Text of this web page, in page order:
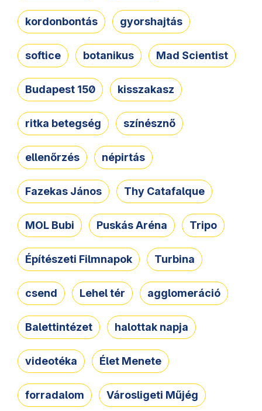
kordonbontás gyorshajtás
softice botanikus Mad Scientist
Budapest 150 kisszakasz
ritka betegség színésznő
ellenőrzés népirtás
Fazekas János Thy Catafalque
MOL Bubi Puskás Aréna Tripo
Építészeti Filmnapok Turbina
csend Lehel tér agglomeráció
Balettintézet halottak napja
videotéka Élet Menete
forradalom Városligeti Műjég